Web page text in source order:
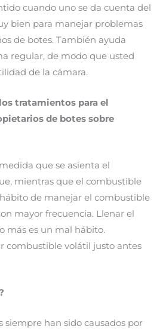
cuando uno se da cuenta del
bien para manejar problemas
de botes. También ayuda
regular, de modo que usted
de la cámara.
tratamientos para el
de botes sobre
que se asienta el
mientras que el combustible
de manejar el combustible
mayor frecuencia. Llenar el
más es un mal hábito.
combustible volátil justo antes
han sido causados por